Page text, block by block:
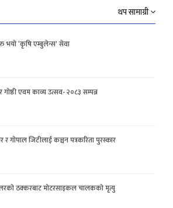
थप सामाग्री
भयो ‘कृषि एम्बुलेन्स’ सेवा
गोष्ठी एवम काव्य उत्सव- २०८३ सम्पन्न
गोपाल जिटीलाई कञ्चन पत्रकरिता पुरस्कार
ठक्करबाट मोटरसाइकल चालकको मृत्यु